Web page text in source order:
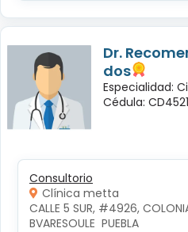
Dr.
dos
Especialidad:
Cédula:
Consultorio
Clínica metta
CALLE 5 SUR, #4926,
BVARESOULE  PUEBLA